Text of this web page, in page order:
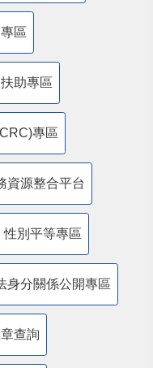
區
助專區
專區
資源整合平台
性別平等專區
身分關係公開專區
查詢